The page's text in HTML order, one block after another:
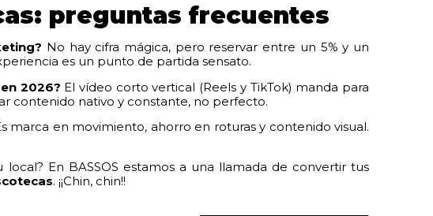
preguntas frecuentes
No hay cifra mágica, pero reservar entre un 5% y un
es un punto de partida sensato.
2026? El vídeo corto vertical (Reels y TikTok) manda para
contenido nativo y constante, no perfecto.
marca en movimiento, ahorro en roturas y contenido visual.
En BASSOS estamos a una llamada de convertir tus
. ¡¡Chin, chin!!